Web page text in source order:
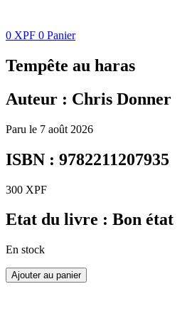
0 XPF 0 Panier
Tempête au haras
Auteur : Chris Donner
Paru le 7 août 2026
ISBN : 9782211207935
300 XPF
Etat du livre : Bon état
En stock
Ajouter au panier